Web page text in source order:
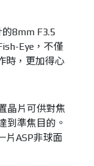
8mm F3.5
Eye，不僅
時，更加得心
晶片可供對焦
到準焦目的。
片ASP非球面